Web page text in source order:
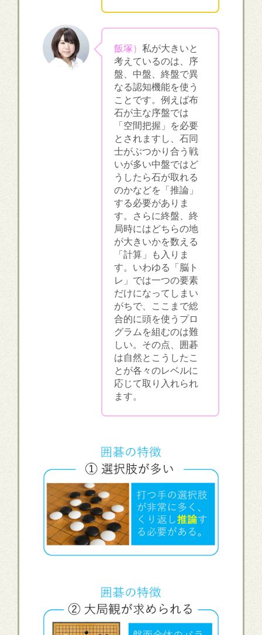
飯塚） 私が大きいと
考えているのは、序
盤、中盤、終盤で異
なる認知機能を使う
ことです。例えば布
石が主な序盤では
「空間把握」を必要
とされますし、石同
士がぶつかり合う戦
いが多い中盤ではど
うしたら石が取れる
のかなどを「推論」
する必要がありま
す。さらに終盤、終
局時にはどちらの地
が大きいかを数える
「計算」も入りま
す。いわゆる「脳ト
レ」では一つの要素
だけになってしまい
がちで、ここまで総
合的に頭を使うプロ
グラムを組むのは難
しい。その点、囲碁
は自然とこうしたこ
とが各々のレベルに
応じて取り入れられ
ます。